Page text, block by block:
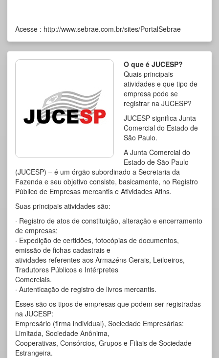
Acesse : http://www.sebrae.com.br/sites/PortalSebrae
O que é JUCESP?
Quais principais
atividades e que tipo de
empresa pode se
registrar na JUCESP?
JUCESP significa Junta
Comercial do Estado de
São Paulo.
A Junta Comercial do
Estado de São Paulo
(JUCESP) – é um órgão subordinado a Secretaria da
Fazenda e seu objetivo consiste, basicamente, no Registro
Público de Empresas mercantis e Atividades Afins.
Suas principais atividades são:
· Registro de atos de constituição, alteração e encerramento
de empresas;
· Expedição de certidões, fotocópias de documentos,
emissão de fichas cadastrais e
atividades referentes aos Armazéns Gerais, Leiloeiros,
Tradutores Públicos e Intérpretes
Comerciais.
· Autenticação de registro de livros mercantis.
Esses são os tipos de empresas que podem ser registradas
na JUCESP:
Empresário (firma individual), Sociedade Empresárias:
Limitada, Sociedade Anônima,
Cooperativas, Consórcios, Grupos e Filiais de Sociedade
Estrangeira.